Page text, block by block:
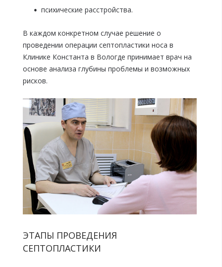
психические расстройства.
В каждом конкретном случае решение о
проведении операции септопластики носа в
Клинике Константа в Вологде принимает врач на
основе анализа глубины проблемы и возможных
рисков.
ЭТАПЫ ПРОВЕДЕНИЯ
СЕПТОПЛАСТИКИ